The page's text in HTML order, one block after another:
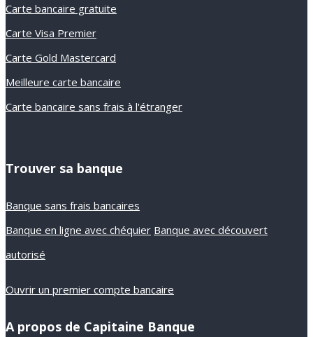
Carte bancaire gratuite
Carte Visa Premier
Carte Gold Mastercard
Meilleure carte bancaire
Carte bancaire sans frais à l'étranger
Trouver sa banque
Banque sans frais bancaires
Banque en ligne avec chéquier Banque avec découvert
autorisé
Ouvrir un premier compte bancaire
A propos de Capitaine Banque